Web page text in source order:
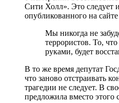
Сити Холл». Это следует
опубликованного на
Мы никогда не
террористов. То,
руками, будет
В то же время депутат
что заново отстраивать
трагедии не следует. В
предложила вместо этого